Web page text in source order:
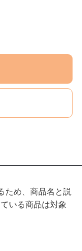
ため、商品名と説
いる商品は対象